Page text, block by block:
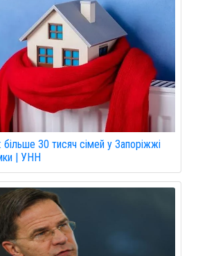
30 тисяч сімей у Запоріжжі
| УНН